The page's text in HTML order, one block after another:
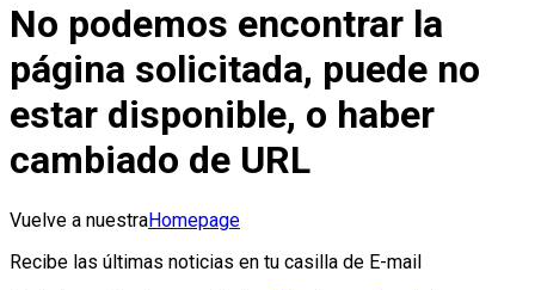
No podemos encontrar la
página solicitada, puede no
estar disponible, o haber
cambiado de URL
Vuelve a nuestraHomepage
Recibe las últimas noticias en tu casilla de E-mail